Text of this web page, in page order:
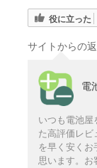
役に立った
サイトからの
電
いつも電池屋
た高評価レビ
を早く安くお
思います。お